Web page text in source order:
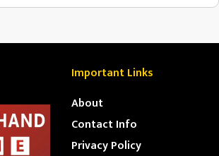
Important Links
About
Contact Info
Privacy Policy